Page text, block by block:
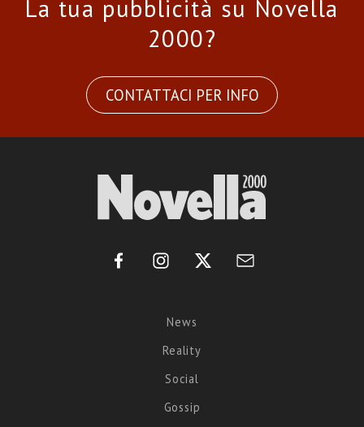
La tua pubblicità su Novella
2000?
CONTATTACI PER INFO
News
Reality
Social
Gossip